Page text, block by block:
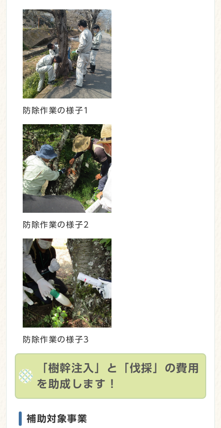
防除作業の様子1
防除作業の様子2
防除作業の様子3
「樹幹注入」と「伐採」の費用
を助成します！
補助対象事業